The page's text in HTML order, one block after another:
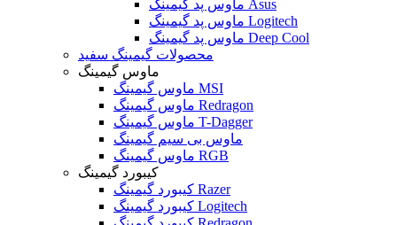
ماوس پد گیمینگ Asus
ماوس پد گیمینگ Logitech
ماوس پد گیمینگ Deep Cool
محصولات گیمینگ سفید
ماوس گیمینگ
ماوس گیمینگ MSI
ماوس گیمینگ Redragon
ماوس گیمینگ T-Dagger
ماوس بی سیم گیمینگ
ماوس گیمینگ RGB
کیبورد گیمینگ
کیبورد گیمینگ Razer
کیبورد گیمینگ Logitech